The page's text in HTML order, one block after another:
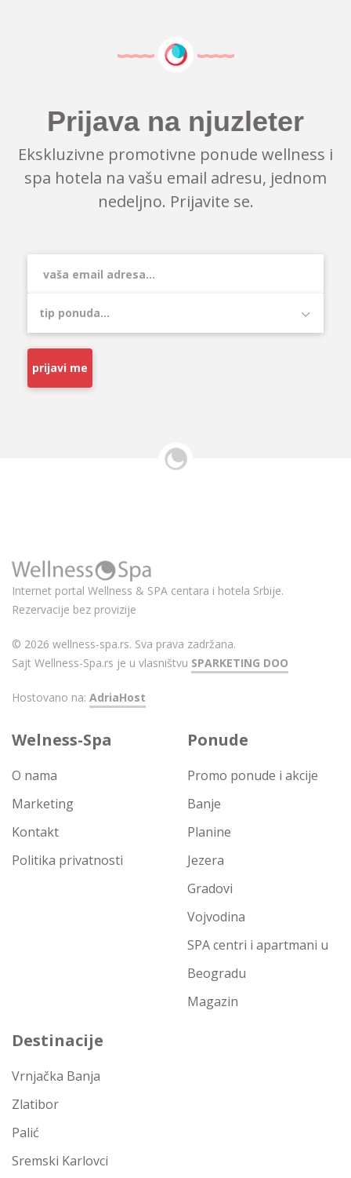
Prijava na njuzleter
Ekskluzivne promotivne ponude wellness i
spa hotela na vašu email adresu, jednom
nedeljno. Prijavite se.
prijavi me
Internet portal Wellness & SPA centara i hotela Srbije.
Rezervacije bez provizije
© 2026 wellness-spa.rs. Sva prava zadržana.
Sajt Wellness-Spa.rs je u vlasništvu SPARKETING DOO
Hostovano na: AdriaHost
Welness-Spa
O nama
Marketing
Kontakt
Politika privatnosti
Ponude
Promo ponude i akcije
Banje
Planine
Jezera
Gradovi
Vojvodina
SPA centri i apartmani u
Beogradu
Magazin
Destinacije
Vrnjačka Banja
Zlatibor
Palić
Sremski Karlovci